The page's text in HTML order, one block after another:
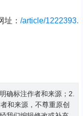
： /article/1222393.
确标注作者和来源；2.
和来源，不尊重原创